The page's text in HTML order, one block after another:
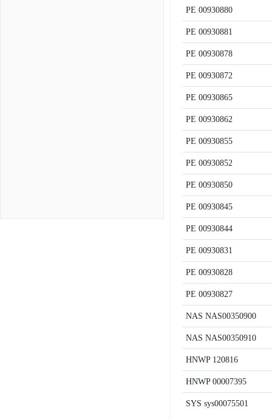
PE 00930880
PE 00930881
PE 00930878
PE 00930872
PE 00930865
PE 00930862
PE 00930855
PE 00930852
PE 00930850
PE 00930845
PE 00930844
PE 00930831
PE 00930828
PE 00930827
NAS NAS00350900
NAS NAS00350910
HNWP120816
HNWP00007395
SYS sys00075501